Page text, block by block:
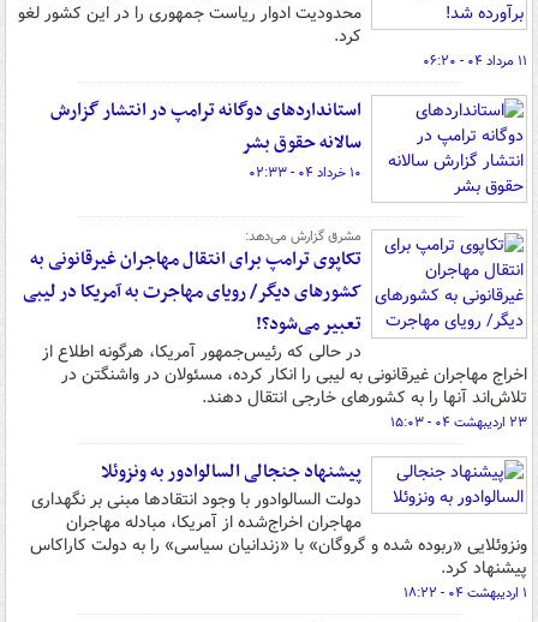
محدودیت ادوار ریاست جمهوری را در این کشور لغو
کرد.
۱۱ مرداد ۰۴ - ۰۶:۲۰
استانداردهای دوگانه ترامپ در انتشار گزارش
سالانه حقوق بشر
۱۰ خرداد ۰۴ - ۰۲:۳۳
مشرق گزارش می‌دهد:
تکاپوی ترامپ برای انتقال مهاجران غیرقانونی به
کشورهای دیگر/ رویای مهاجرت به آمریکا در لیبی
تعبیر می‌شود؟!
در حالی که رئیس‌جمهور آمریکا، هرگونه اطلاع از
اخراج مهاجران غیرقانونی به لیبی را انکار کرده، مسئولان در واشنگتن در
تلاش‌اند آنها را به کشورهای خارجی انتقال دهند.
۲۳ اردیبهشت ۰۴ - ۱۵:۰۳
پیشنهاد جنجالی السالوادور به ونزوئلا
دولت السالوادور با وجود انتقادها مبنی بر نگهداری
مهاجران اخراج‌شده از آمریکا، مبادله مهاجران
ونزوئلایی «ربوده شده و گروگان» با «زندانیان سیاسی» را به دولت کاراکاس
پیشنهاد کرد.
۱ اردیبهشت ۰۴ - ۱۸:۲۲